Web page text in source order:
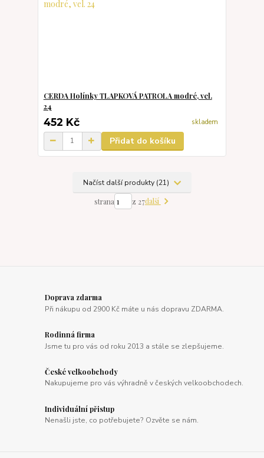
CERDA Holínky TLAPKOVÁ PATROLA modré, vel.
24
452 Kč skladem
Přidat do košíku
Načíst další produkty (21)
strana z 27další
Doprava zdarma
Při nákupu od 2900 Kč máte u nás dopravu ZDARMA.
Rodinná firma
Jsme tu pro vás od roku 2013 a stále se zlepšujeme.
České velkoobchody
Nakupujeme pro vás výhradně v českých velkoobchodech.
Individuální přistup
Nenašli jste, co potřebujete? Ozvěte se nám.